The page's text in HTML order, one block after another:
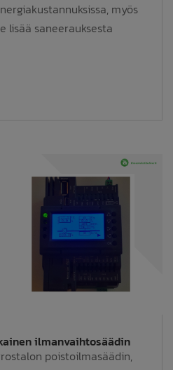
myös
lisää saneerauksesta
ilmanvaihtosäädin
poistoilmasäädin,